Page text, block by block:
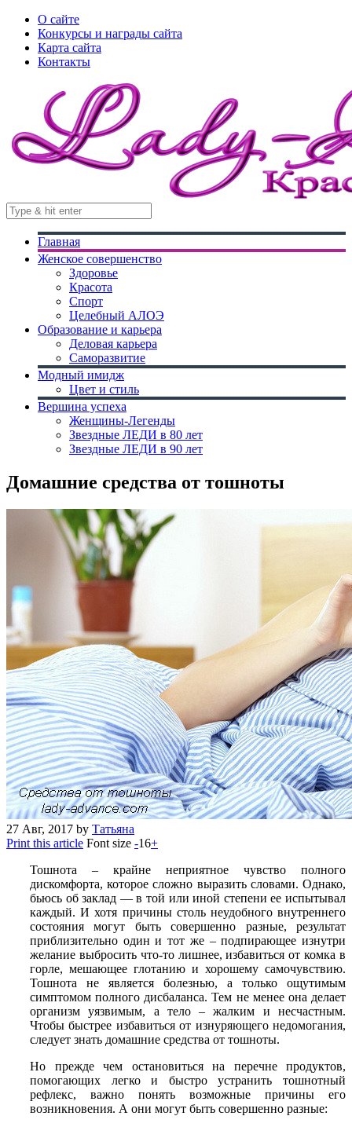
О сайте
Конкурсы и награды сайта
Карта сайта
Контакты
Главная
Женское совершенство
Здоровье
Красота
Спорт
Целебный АЛОЭ
Образование и карьера
Деловая карьера
Саморазвитие
Модный имидж
Цвет и стиль
Вершина успеха
Женщины-Легенды
Звездные ЛЕДИ в 80 лет
Звездные ЛЕДИ в 90 лет
Домашние средства от тошноты
27 Авг, 2017 by Татьяна
Print this article Font size -16+
Тошнота – крайне неприятное чувство полного
дискомфорта, которое сложно выразить словами. Однако,
бьюсь об заклад — в той или иной степени ее испытывал
каждый. И хотя причины столь неудобного внутреннего
состояния могут быть совершенно разные, результат
приблизительно один и тот же – подпирающее изнутри
желание выбросить что-то лишнее, избавиться от комка в
горле, мешающее глотанию и хорошему самочувствию.
Тошнота не является болезнью, а только ощутимым
симптомом полного дисбаланса. Тем не менее она делает
организм уязвимым, а тело – жалким и несчастным.
Чтобы быстрее избавиться от изнуряющего недомогания,
следует знать домашние средства от тошноты.
Но прежде чем остановиться на перечне продуктов,
помогающих легко и быстро устранить тошнотный
рефлекс, важно понять возможные причины его
возникновения. А они могут быть совершенно разные: